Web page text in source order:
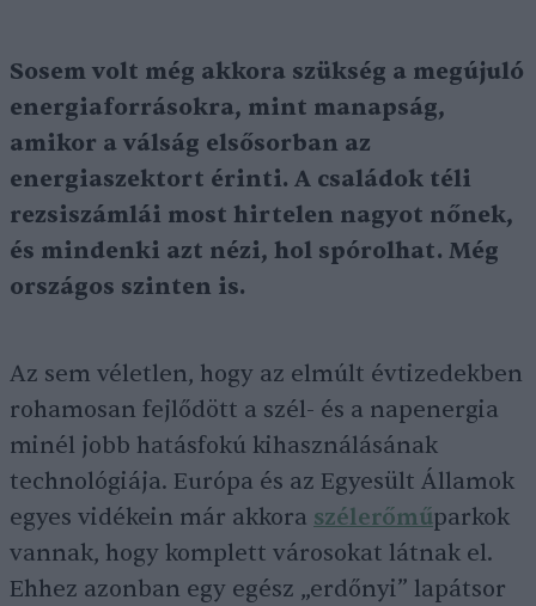
Sosem volt még akkora szükség a megújuló
energiaforrásokra, mint manapság,
amikor a válság elsősorban az
energiaszektort érinti. A családok téli
rezsiszámlái most hirtelen nagyot nőnek,
és mindenki azt nézi, hol spórolhat. Még
országos szinten is.
Az sem véletlen, hogy az elmúlt évtizedekben
rohamosan fejlődött a szél- és a napenergia
minél jobb hatásfokú kihasználásának
technológiája. Európa és az Egyesült Államok
egyes vidékein már akkora szélerőműparkok
vannak, hogy komplett városokat látnak el.
Ehhez azonban egy egész „erdőnyi” lapátsor